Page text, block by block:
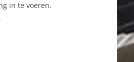
in te voeren.